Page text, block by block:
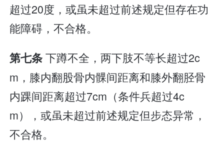
超过20度，或虽未超过前述规定但存在功
能障碍，不合格。
第七条下蹲不全，两下肢不等长超过2c
m，膝内翻股骨内髁间距离和膝外翻胫骨
内踝间距离超过7cm（条件兵超过4c
m），或虽未超过前述规定但步态异常，
不合格。